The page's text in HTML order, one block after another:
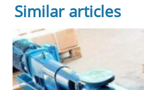
Similar articles